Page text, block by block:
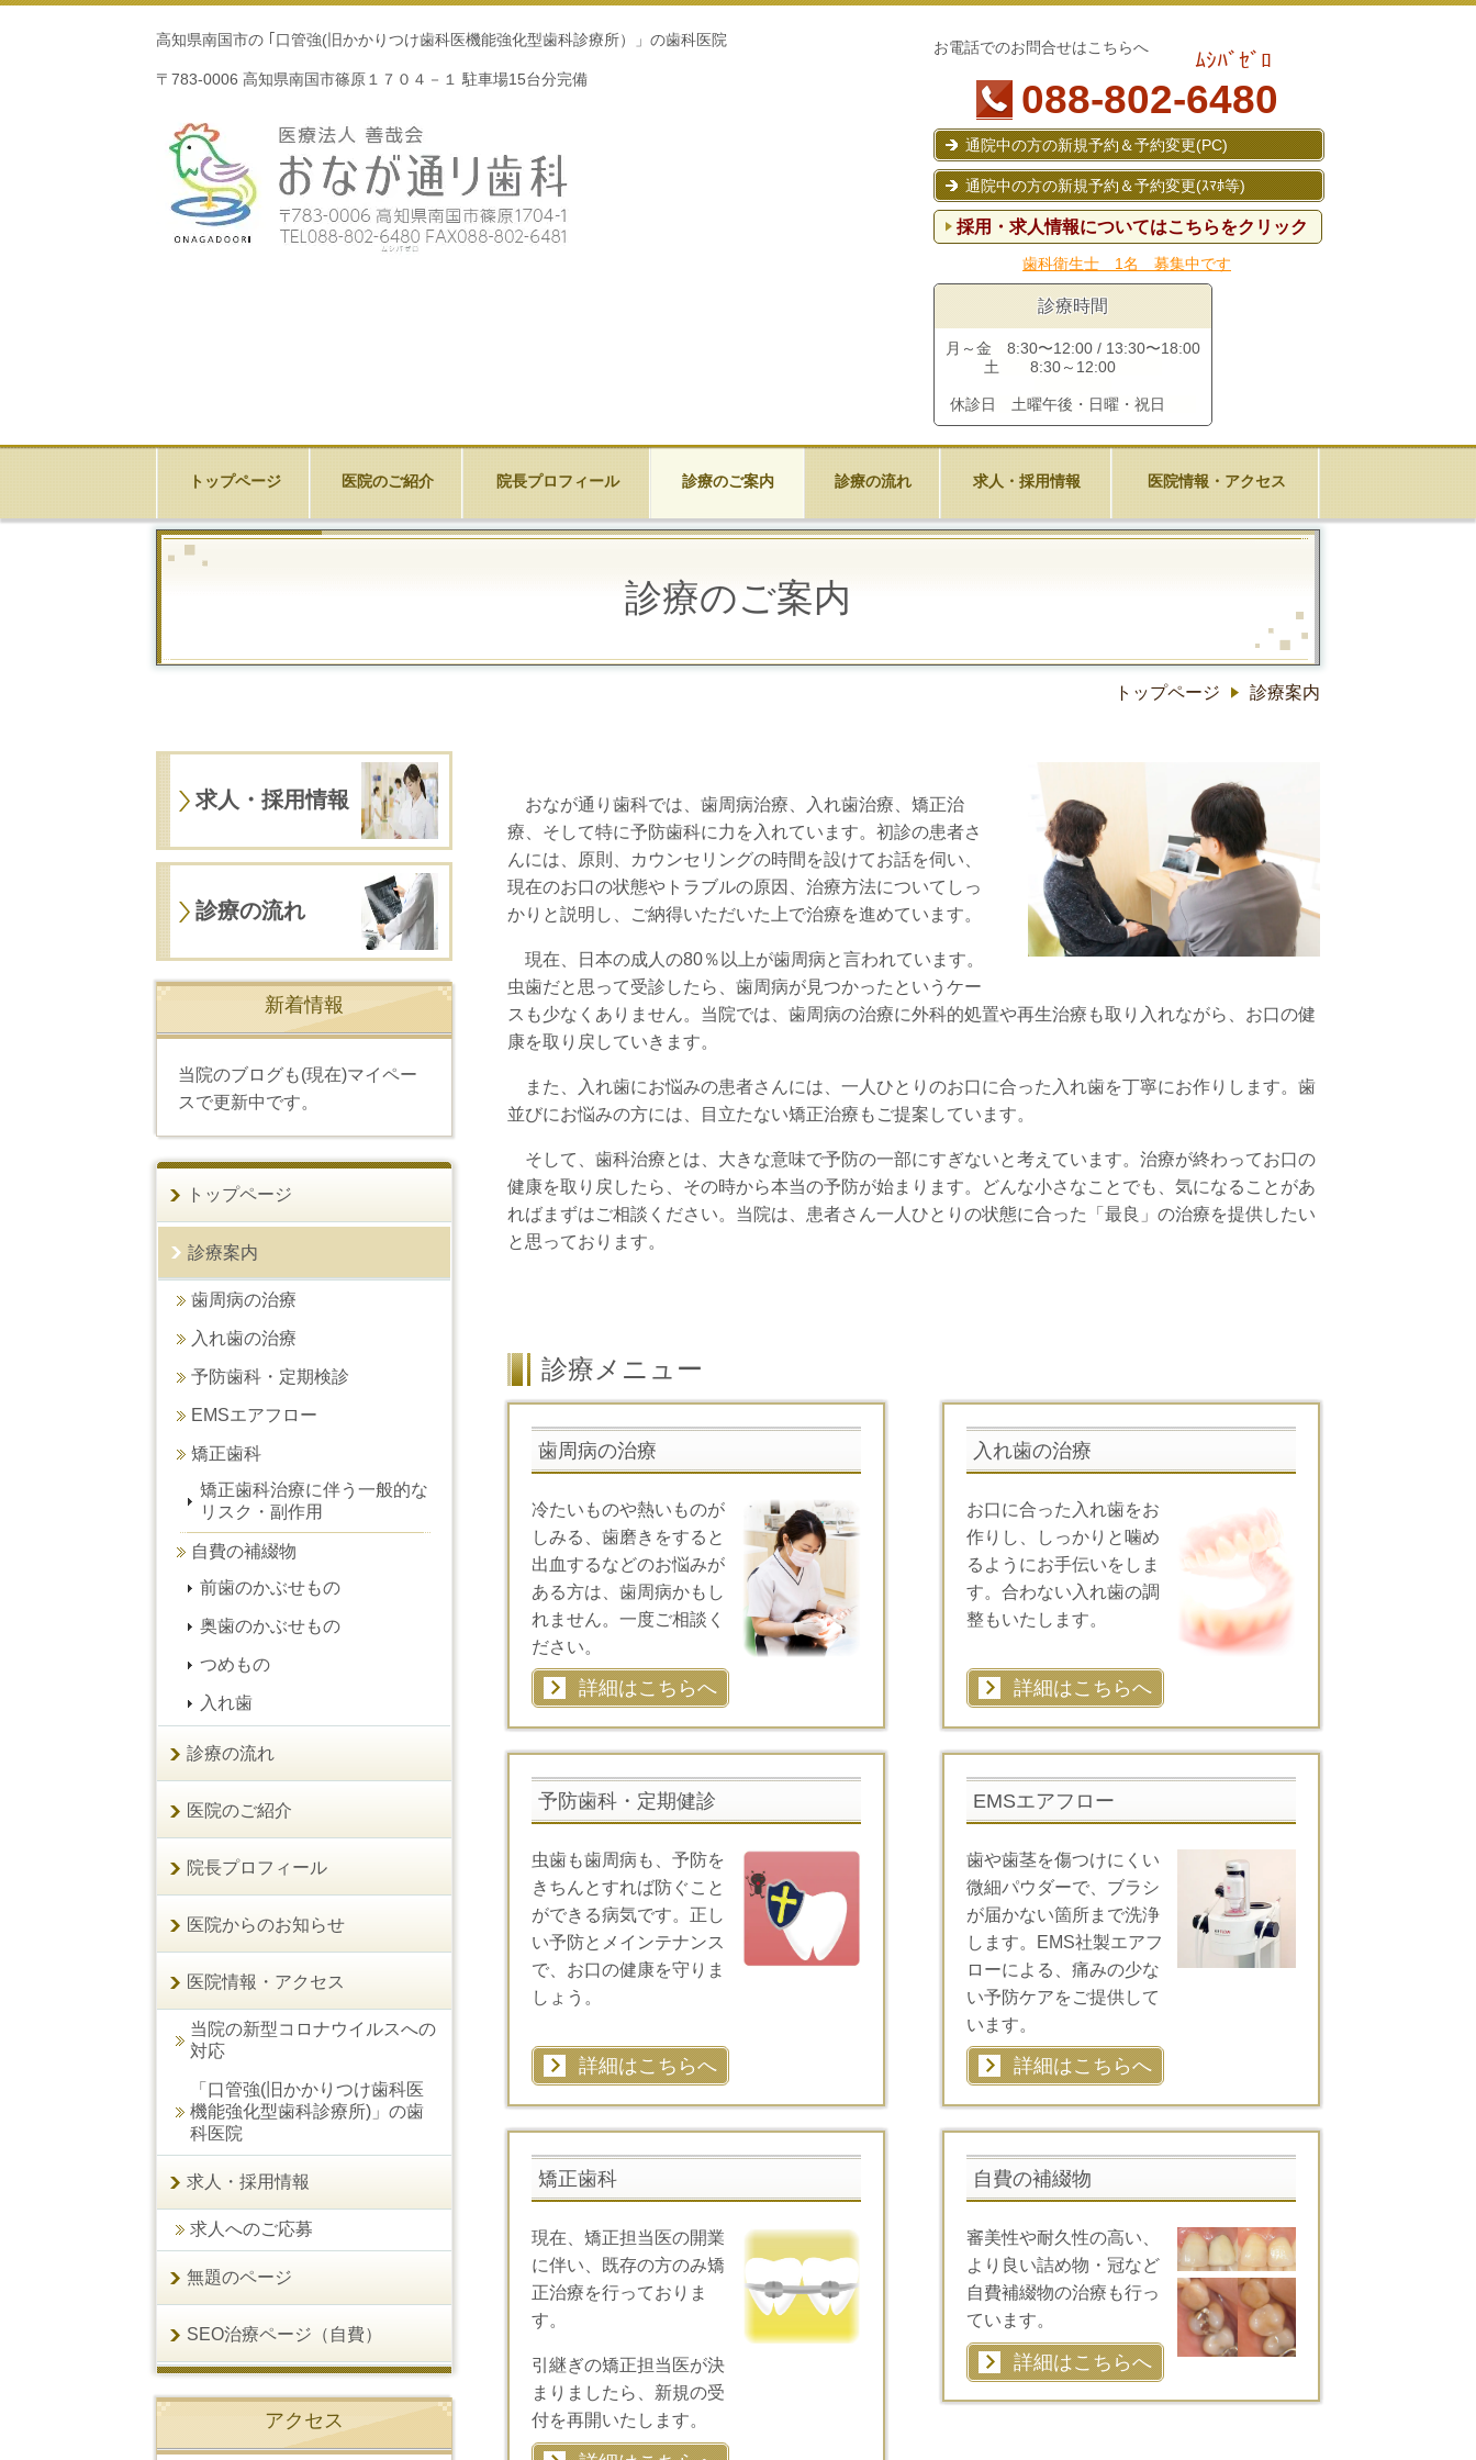
高知県南国市の ｢口管強(旧かかりつけ歯科医機能強化型歯科診療所）」の歯科医院
〒783-0006 高知県南国市篠原１７０４－１ 駐車場15台分完備
お電話でのお問合せはこちらへ
ﾑｼﾊﾞｾﾞﾛ
088-802-6480
通院中の方の新規予約＆予約変更(PC)
通院中の方の新規予約＆予約変更(ｽﾏﾎ等)
採用・求人情報についてはこちらをクリック
歯科衛生士 1名 募集中です
診療時間
月～金 8:30〜12:00 / 13:30〜18:00
土 8:30～12:00
休診日 土曜午後・日曜・祝日
トップページ 医院のご紹介 院長プロフィール 診療のご案内 診療の流れ 求人・採用情報 医院情報・アクセス
診療のご案内
トップページ 診療案内
おなが通り歯科では、歯周病治療、入れ歯治療、矯正治
療、そして特に予防歯科に力を入れています。初診の患者さ
んには、原則、カウンセリングの時間を設けてお話を伺い、
現在のお口の状態やトラブルの原因、治療方法についてしっ
かりと説明し、ご納得いただいた上で治療を進めています。
現在、日本の成人の80％以上が歯周病と言われています。
虫歯だと思って受診したら、歯周病が見つかったというケー
スも少なくありません。当院では、 歯周病の治療に外科的処置や再生治療も取り入れながら、お口の健
康を取り戻していきます。
また、入れ歯にお悩みの患者さんには、 一人ひとりのお口に合った入れ歯を丁寧にお作りします。歯
並びにお悩みの方には、目立たない矯正治療もご提案しています。
そして、歯科治療とは、大きな意味で予防の一部にすぎないと考えています。治療が終わってお口の
健康を取り戻したら、その時から本当の予防が始まります。どんな小さなことでも、気になることがあ
ればまずはご相談ください。当院は、患者さん一人ひとりの状態に合った「最良」の治療を提供したい
と思っております。
診療メニュー
歯周病の治療
冷たいものや熱いものが
しみる、歯磨きをすると
出血するなどのお悩みが
ある方は、歯周病かもし
れません。一度ご相談く
ださい。
詳細はこちらへ
入れ歯の治療
お口に合った入れ歯をお
作りし、しっかりと噛め
るようにお手伝いをしま
す。合わない入れ歯の調
整もいたします。
詳細はこちらへ
予防歯科・定期健診
虫歯も歯周病も、予防を
きちんとすれば防ぐこと
ができる病気です。正し
い予防とメインテナンス
で、お口の健康を守りま
しょう。
詳細はこちらへ
EMSエアフロー
歯や歯茎を傷つけにくい
微細パウダーで、ブラシ
が届かない箇所まで洗浄
します。EMS社製エアフ
ローによる、痛みの少な
い予防ケアをご提供して
います。
詳細はこちらへ
矯正歯科
現在、矯正担当医の開業
に伴い、既存の方のみ矯
正治療を行っておりま
す。
引継ぎの矯正担当医が決
まりましたら、新規の受
付を再開いたします。
自費の補綴物
審美性や耐久性の高い、
より良い詰め物・冠など
自費補綴物の治療も行っ
ています。
詳細はこちらへ
求人・採用情報
診療の流れ
新着情報
当院のブログも(現在)マイペー
スで更新中です。
トップページ
診療案内
歯周病の治療
入れ歯の治療
予防歯科・定期検診
EMSエアフロー
矯正歯科
矯正歯科治療に伴う一般的な
リスク・副作用
自費の補綴物
前歯のかぶせもの
奥歯のかぶせもの
つめもの
入れ歯
診療の流れ
医院のご紹介
院長プロフィール
医院からのお知らせ
医院情報・アクセス
当院の新型コロナウイルスへの
対応
「口管強(旧かかりつけ歯科医
機能強化型歯科診療所)」の歯
科医院
求人・採用情報
求人へのご応募
無題のページ
SEO治療ページ（自費）
アクセス